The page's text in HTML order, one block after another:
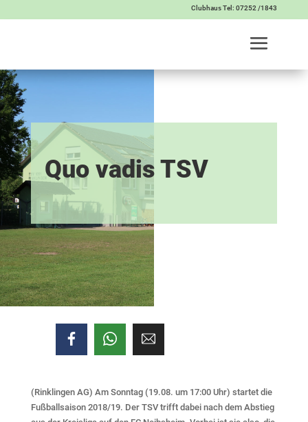
Clubhaus Tel: 07252 /1843
Quo vadis TSV
(Rinklingen AG) Am Sonntag (19.08. um 17:00 Uhr) startet die
Fußballsaison 2018/19. Der TSV trifft dabei nach dem Abstieg